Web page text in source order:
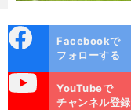
ok
Facebookで
フォローする
YouTubeで
チャンネル登録